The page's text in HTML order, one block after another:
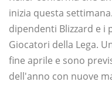
inizia questa
dipendenti Blizzard e i
Giocatori della Lega.
fine aprile e sono
dell'anno con nuove